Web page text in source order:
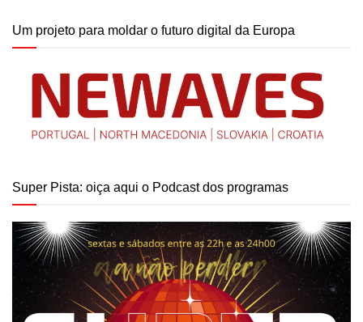
Um projeto para moldar o futuro digital da Europa
Super Pista: oiça aqui o Podcast dos programas